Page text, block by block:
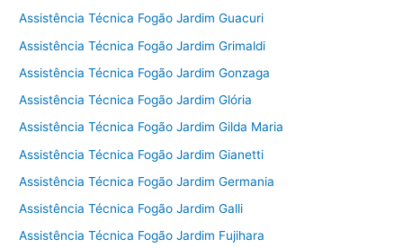
Assistência Técnica Fogão Jardim Guacuri
Assistência Técnica Fogão Jardim Grimaldi
Assistência Técnica Fogão Jardim Gonzaga
Assistência Técnica Fogão Jardim Glória
Assistência Técnica Fogão Jardim Gilda Maria
Assistência Técnica Fogão Jardim Gianetti
Assistência Técnica Fogão Jardim Germania
Assistência Técnica Fogão Jardim Galli
Assistência Técnica Fogão Jardim Fujihara